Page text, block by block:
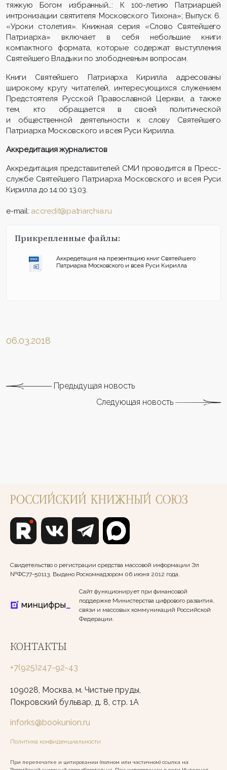
тяжкую Богом избранный…: К 100-летию Патриаршей
интронизации святителя Московского Тихона»; Выпуск 6.
«Уроки столетия». Книжная серия «Слово Святейшего
Патриарха» включает в себя небольшие книги
компактного формата, которые содержат выступления
Святейшего Владыки по злободневным вопросам.
Книги Святейшего Патриарха Кирилла адресованы
широкому кругу читателей, интересующихся служением
Предстоятеля Русской Православной Церкви, а также
тем, кто обращается в своей политической
и общественной деятельности к слову Святейшего
Патриарха Московского и всея Руси Кирилла.
Аккредитация журналистов
Аккредитация представителей СМИ проводится в Пресс-
службе Святейшего Патриарха Московского и всея Руси
Кирилла до 14:00 13.03.
e-mail: accredit@patriarchia.ru
Прикрепленные файлы:
Аккредетация на презентацию книг Святейшего
Патриарха Московского и всея Руси Кирилла
06.03.2018
Предыдущая новость
Следующая новость
Свидетельство о регистрации средства массовой информации Эл
№ФС77-50113. Выдано Роскомнадзором 06 июня 2012 года.
Сайт функционирует при финансовой
поддержке Министерства цифрового развития,
связи и массовых коммуникаций Российской
Федерации.
КОНТАКТЫ
+7(925)247-92-43
109028, Москва, м. Чистые пруды,
Покровский бульвар, д. 8, стр. 1А
inforks@bookunion.ru
Политика конфиденциальности
При перепечатке и цитировании (полном или частичном) ссылка на